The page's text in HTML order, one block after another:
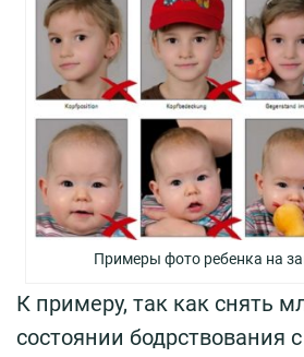
Примеры фото ребенка на
К примеру, так как снять
состоянии бодрствования